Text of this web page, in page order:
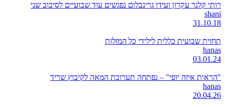
רותי קלנר עקרון ועידו גרינבלום נפגשים עוד שבועיים לסיבוב שני
shani
31.10.18
תחזית שבועית כללית לילידי כל המזלות
hanas
03.01.24
"הראית איזה יופי" – נפתחה תערוכת המאה לקיבוץ שריד
hanas
20.04.26